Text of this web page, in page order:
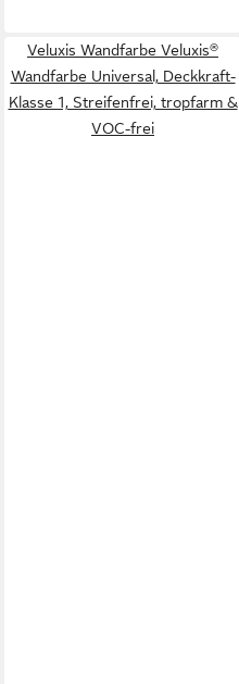
Veluxis Wandfarbe Veluxis®
Wandfarbe Universal, Deckkraft-
Klasse 1, Streifenfrei, tropfarm &
VOC-frei